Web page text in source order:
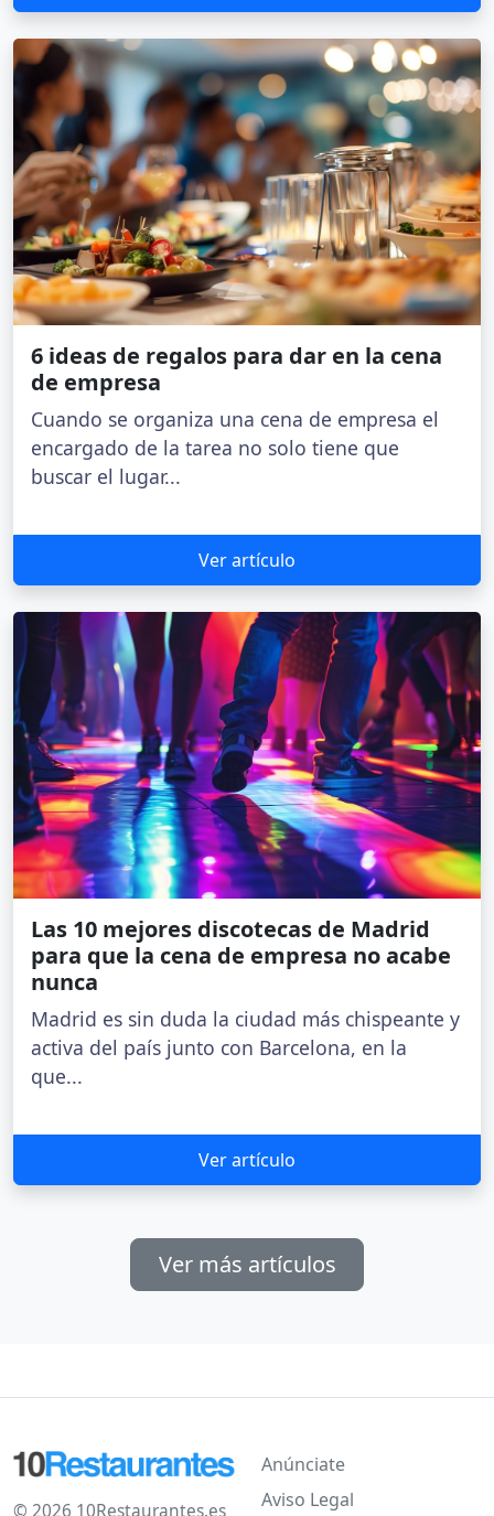
6 ideas de regalos para dar en la cena
de empresa
Cuando se organiza una cena de empresa el
encargado de la tarea no solo tiene que
buscar el lugar...
Ver artículo
Las 10 mejores discotecas de Madrid
para que la cena de empresa no acabe
nunca
Madrid es sin duda la ciudad más chispeante y
activa del país junto con Barcelona, en la
que...
Ver artículo
Ver más artículos
© 2026 10Restaurantes.es
Anúnciate
Aviso Legal